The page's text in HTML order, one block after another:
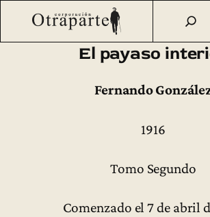
Saltar
Otraparte.org /Fernando González/
El payaso interior
El payaso
Fernando
1916
Tomo Segundo
Comenzado el 7 de abril